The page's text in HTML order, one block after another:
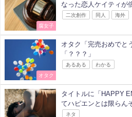
腐女子
なった恋人ケイティが
二次創作 同人 海外
オタク
オタク「完売おめでと
「？？？」
あるある わかる
タイトルに「HAPPY
てハピエンとは限らん
ネタ